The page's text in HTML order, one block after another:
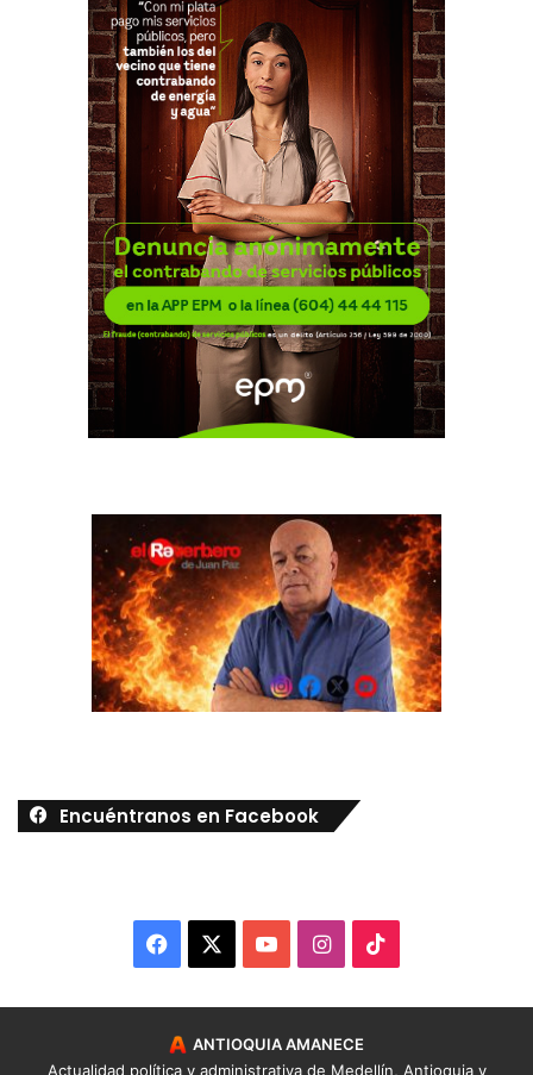
Encuéntranos en Facebook
Facebook YouTubeInstagram
ANTIOQUIA AMANECE
Actualidad política y administrativa de Medellín, Antioquia y